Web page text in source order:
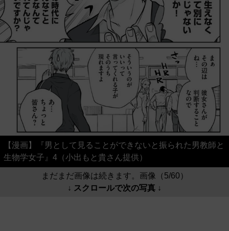
【漫画】『男として見ることができないと振られた男教師と
生物学女子』4（小出もと貴さん提供）
まだまだ画像は続きます。画像（5/60）
↓ スクロールで次の写真 ↓